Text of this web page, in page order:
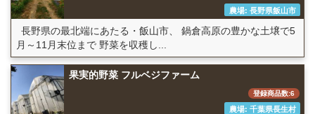
農場: 長野県飯山市
長野県の最北端にあたる・飯山市、 鍋倉高原の豊かな土壌で5
月～11月末位まで 野菜を収穫し...
果実的野菜 フルベジファーム
登録商品数:6
農場: 千葉県長生村